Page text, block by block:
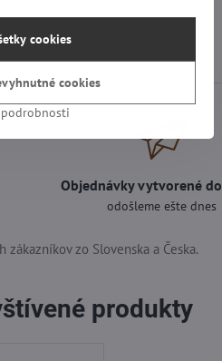
Objednávky vytvorené
odošleme ešte dnes
zo Slovenska a Česka.
produkty
podrobnosti
cookies
cookies